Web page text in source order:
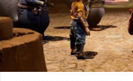
zabierać swoje ulubione gry
katalogu dodany zostaje kolejny
takes two” swoją premierę miało
szóstego […]